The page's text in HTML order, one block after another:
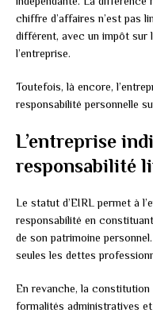
chiffre d’affaires n’est pas
différent, avec un impôt sur
l’entreprise.
Toutefois, là encore,
responsabilité personnelle
L’entreprise
responsabilité
Le statut d’EIRL permet à
responsabilité en
de son patrimoine
seules les dettes
En revanche, la constitution
formalités administratives